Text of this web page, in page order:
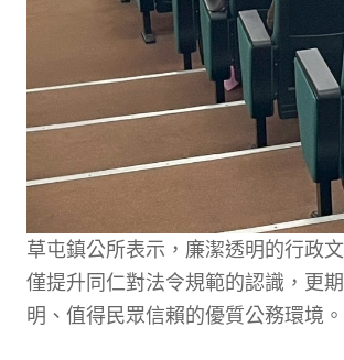
草屯鎮公所表示，廉潔透明的行政
僅提升同仁對法令規範的認識，更
明、值得民眾信賴的優質公務環境。